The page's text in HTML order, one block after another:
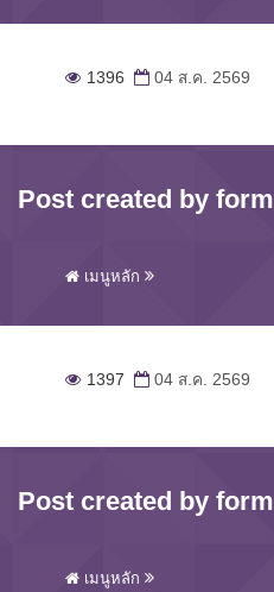
1396 04 ส.ค. 2569
Post created by form
เมนูหลัก
1397 04 ส.ค. 2569
Post created by form
เมนูหลัก